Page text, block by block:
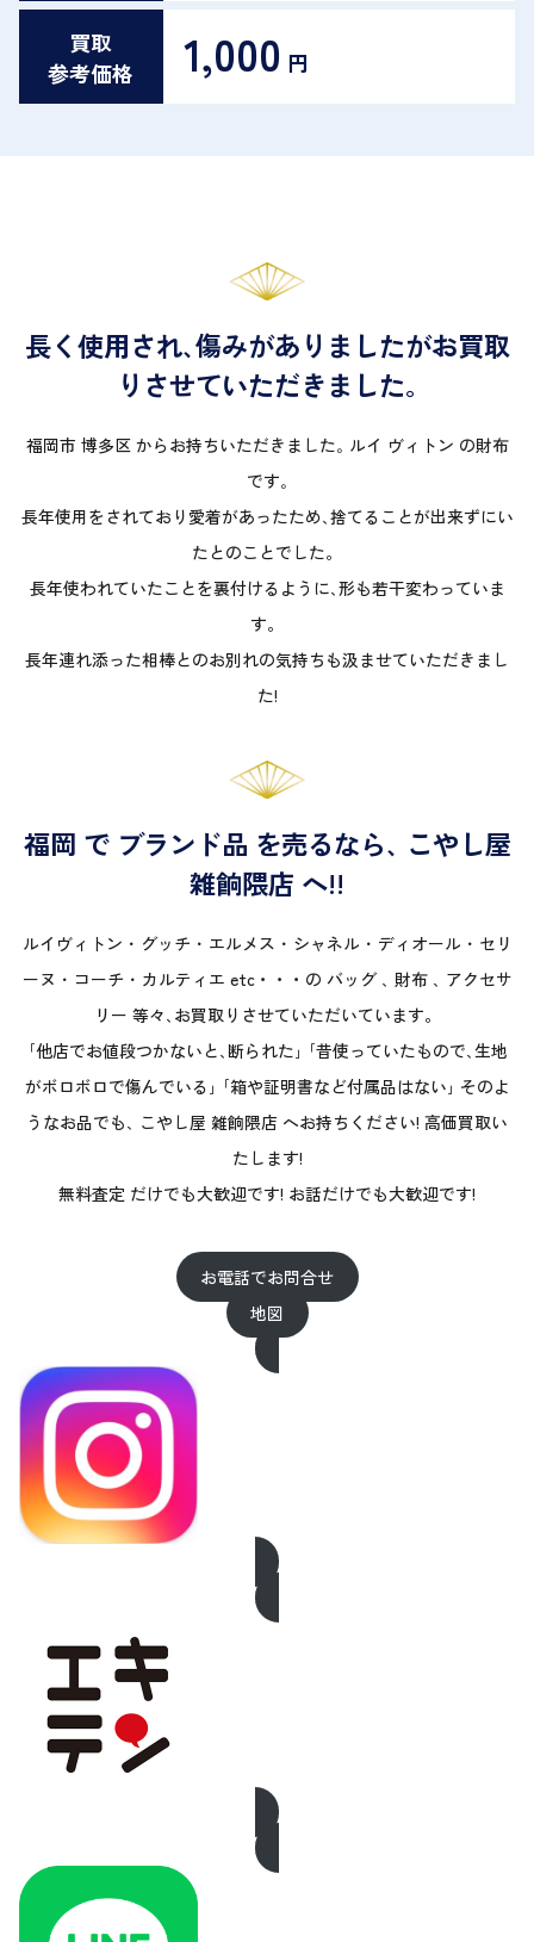
買取
参考価格
1,000 円
長く使用され､傷みがありましたがお買取
りさせていただきました｡
福岡市 博多区 からお持ちいただきました｡ ルイ ヴィトン の財布
です｡
長年使用をされており愛着があったため､捨てることが出来ずにい
たとのことでした。
長年使われていたことを裏付けるように､形も若干変わっていま
す。
長年連れ添った相棒とのお別れの気持ちも汲ませていただきまし
た!
福岡 で ブランド品 を売るなら､ こやし屋
雑餉隈店 へ!!
ルイヴィトン ･ グッチ ･ エルメス ･ シャネル ･ ディオール ･ セリ
ーヌ ･ コーチ ･ カルティエ etc・・・の バッグ ､ 財布 ､ アクセサ
リー 等々､お買取りさせていただいています。
｢他店でお値段つかないと､断られた｣ ｢昔使っていたもので､生地
がボロボロで傷んでいる｣ ｢箱や証明書など付属品はない｣ そのよ
うなお品でも､ こやし屋 雑餉隈店 へお持ちください! 高価買取い
たします!
無料査定 だけでも大歓迎です! お話だけでも大歓迎です!
お電話でお問合せ
地図